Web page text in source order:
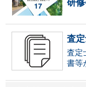
研
査
査定
書等